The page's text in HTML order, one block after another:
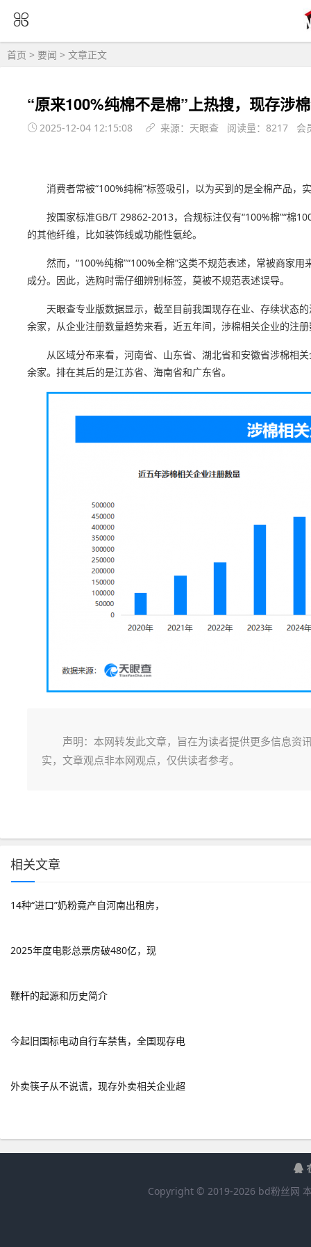
首页 > 要闻 > 文章正文
“原来100%纯棉不是棉”上热搜，现存涉
2025-12-04 12:15:08 来源：天眼查 阅读量：8217 会
消费者常被“100%纯棉”标签吸引，以为买到的是全棉产品
按国家标准GB/T 29862-2013，合规标注仅有“100%棉”“棉
的其他纤维，比如装饰线或功能性氨纶。
然而，“100%纯棉”“100%全棉”这类不规范表述，常被商家
成分。因此，选购时需仔细辨别标签，莫被不规范表述误导。
天眼查专业版数据显示，截至目前我国现存在业、存续状态
余家，从企业注册数量趋势来看，近五年间，涉棉相关企业的注
从区域分布来看，河南省、山东省、湖北省和安徽省涉棉相
余家。排在其后的是江苏省、海南省和广东省。
声明：本网转发此文章，旨在为读者提供更多信息资
实，文章观点非本网观点，仅供读者参考。
相关文章
14种“进口”奶粉竟产自河南出租房，
2025年度电影总票房破480亿，现
鞭杆的起源和历史简介
今起旧国标电动自行车禁售，全国现存电
外卖筷子从不说谎，现存外卖相关企业超
Copyright © 2019-2026 bd粉丝网